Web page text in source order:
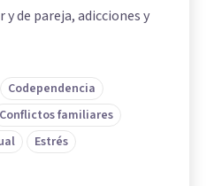
de pareja, adicciones y
Codependencia
Conflictos familiares
Estrés